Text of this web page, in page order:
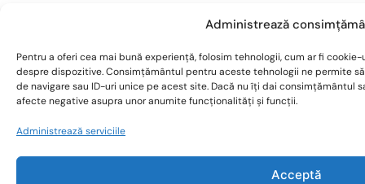
Administrează
Pentru a oferi cea mai bună experiență, folosim tehnologii, cum ar fi
despre dispozitive. Consimțământul pentru aceste tehnologii ne permite
de navigare sau ID-uri unice pe acest site. Dacă nu îți dai consimțământul
afecte negative asupra unor anumite funcționalități și funcții.
Administrează serviciile
Acceptă